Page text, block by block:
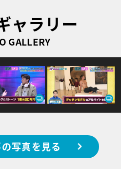
ャラリー
GALLERY
写真を見る